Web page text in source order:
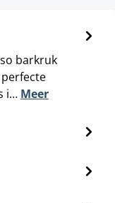
barkruk
i… Meer